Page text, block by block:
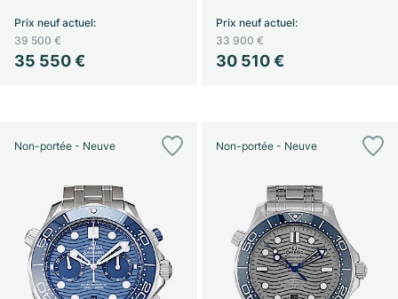
35 550 €
Prix neuf actuel:
39 500 €
30 510 €
Prix neuf actuel:
33 900 €
Non-portée - Neuve Non-portée - Neuve